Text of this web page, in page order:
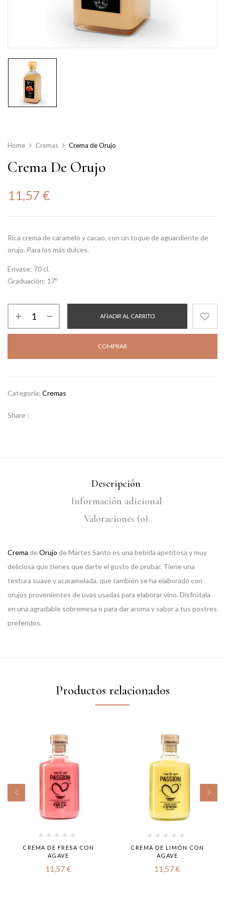
Home Cremas Crema de Orujo
Crema De Orujo
11,57 €
Rica crema de caramelo y cacao, con un toque de aguardiente de
orujo. Para los más dulces.
Envase: 70 cl.
Graduación: 17º
AÑADIR AL CARRITO
COMPRAR
Categoría: Cremas
Share :
Descripción
Información adicional
Valoraciones (0)
Crema deOrujo de Martes Santo es una bebida apetitosa y muy
deliciosa que tienes que darte el gusto de probar. Tiene una
textura suave y acaramelada, que también se ha elaborado con
orujos provenientes de uvas usadas para elaborar vino. Disfrútala
en una agradable sobremesa o para dar aroma y sabor a tus postres
preferidos.
Productos relacionados
CREMA DE FRESA CON
AGAVE
11,57€
CREMA DE LIMÓN CON
AGAVE
11,57€